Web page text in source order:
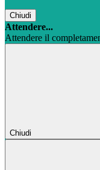
Chiudi
Attendere...
Attendere il
Chiudi